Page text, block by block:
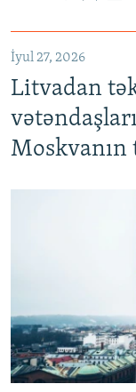
İyul 27, 2026
Litvadan
Moskvanın